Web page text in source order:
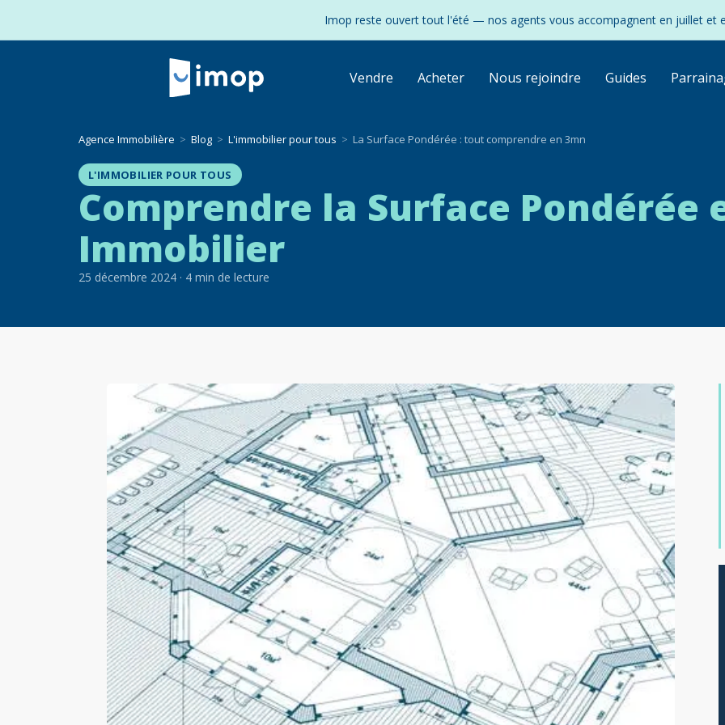
Imop reste ouvert tout l'été — nos agents vous accompagnent en juillet et
Vendre Acheter Nous rejoindre Guides
Agence Immobilière Blog L'immobilier pour tous La Surface Pondérée : tout comprendre en 3mn
L'IMMOBILIER POUR TOUS
Comprendre la Surface Pondérée
Immobilier
25 décembre 2024 · 4 min de lecture